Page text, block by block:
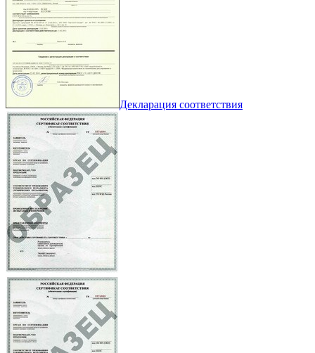
Декларация соответствия